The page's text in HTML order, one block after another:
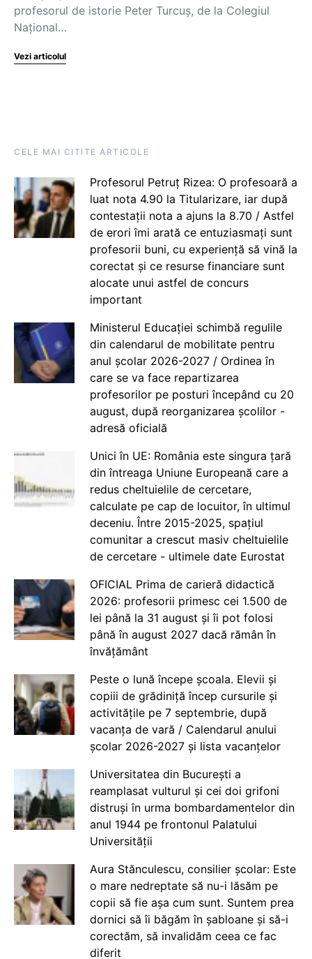
profesorul de istorie Peter Turcuș, de la Colegiul
Național…
Vezi articolul
CELE MAI CITITE ARTICOLE
Profesorul Petruț Rizea: O profesoară a
luat nota 4.90 la Titularizare, iar după
contestații nota a ajuns la 8.70 / Astfel
de erori îmi arată ce entuziasmați sunt
profesorii buni, cu experiență să vină la
corectat și ce resurse financiare sunt
alocate unui astfel de concurs
important
Ministerul Educației schimbă regulile
din calendarul de mobilitate pentru
anul școlar 2026-2027 / Ordinea în
care se va face repartizarea
profesorilor pe posturi începând cu 20
august, după reorganizarea școlilor -
adresă oficială
Unici în UE: România este singura țară
din întreaga Uniune Europeană care a
redus cheltuielile de cercetare,
calculate pe cap de locuitor, în ultimul
deceniu. Între 2015-2025, spațiul
comunitar a crescut masiv cheltuielile
de cercetare - ultimele date Eurostat
OFICIAL Prima de carieră didactică
2026: profesorii primesc cei 1.500 de
lei până la 31 august și îi pot folosi
până în august 2027 dacă rămân în
învățământ
Peste o lună începe școala. Elevii și
copiii de grădiniță încep cursurile și
activitățile pe 7 septembrie, după
vacanța de vară / Calendarul anului
școlar 2026-2027 și lista vacanțelor
Universitatea din București a
reamplasat vulturul și cei doi grifoni
distruși în urma bombardamentelor din
anul 1944 pe frontonul Palatului
Universității
Aura Stănculescu, consilier școlar: Este
o mare nedreptate să nu-i lăsăm pe
copii să fie așa cum sunt. Suntem prea
dornici să îi băgăm în șabloane și să-i
corectăm, să invalidăm ceea ce fac
diferit